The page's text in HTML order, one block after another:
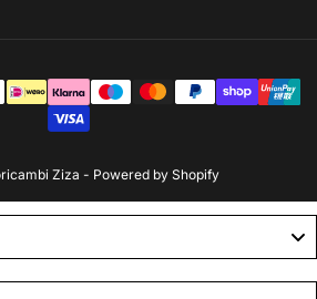
Modalità
di
pagamento
Ziza - Powered by Shopify